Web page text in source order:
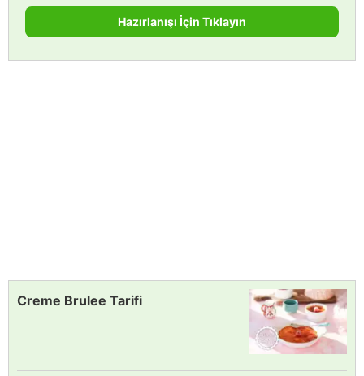
Hazırlanışı İçin Tıklayın
Creme Brulee Tarifi